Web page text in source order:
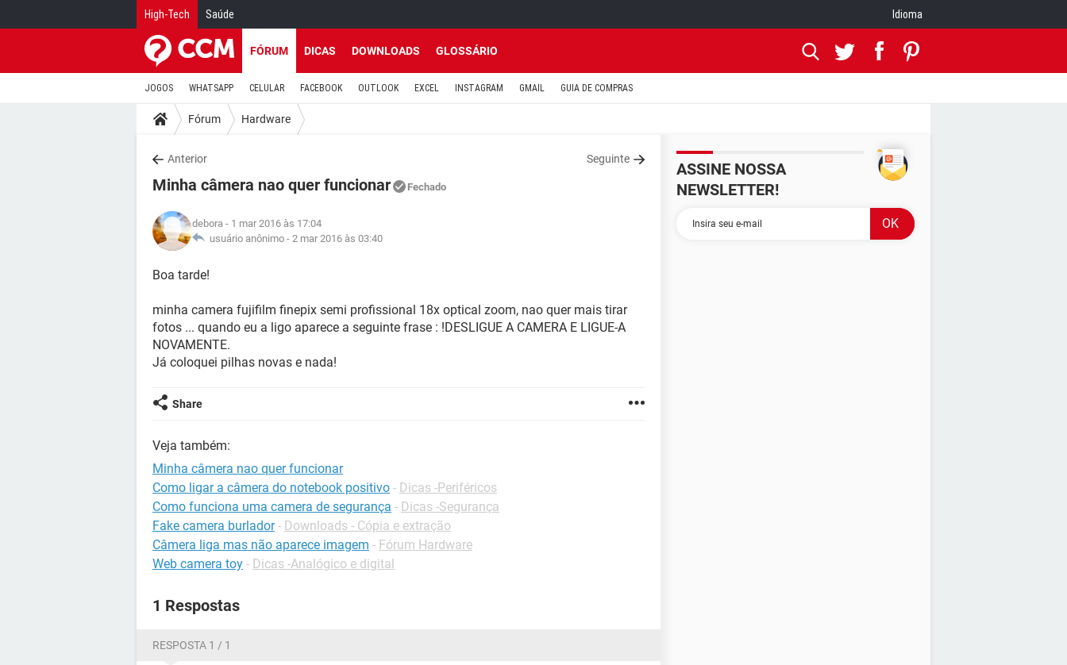
High-Tech Saúde Idioma
FÓRUM DICAS DOWNLOADS GLOSSÁRIO
JOGOS WHATSAPP CELULAR FACEBOOK OUTLOOK EXCEL INSTAGRAM GMAIL GUIA DE COMPRAS
Fórum Hardware
Anterior Seguinte
Minha câmera nao quer funcionar Fechado
debora - 1 mar 2016 às 17:04
usuário anônimo - 2 mar 2016 às 03:40
Boa tarde!
minha camera fujifilm finepix semi profissional 18x optical zoom, nao quer mais tirar
fotos ... quando eu a ligo aparece a seguinte frase : !DESLIGUE A CAMERA E LIGUE-A
NOVAMENTE.
Já coloquei pilhas novas e nada!
Share
Veja também:
Minha câmera nao quer funcionar
Como ligar a câmera do notebook positivo - Dicas -Periféricos
Como funciona uma camera de segurança - Dicas -Segurança
Fake camera burlador - Downloads - Cópia e extração
Câmera liga mas não aparece imagem - Fórum Hardware
Web camera toy - Dicas -Analógico e digital
1 Respostas
RESPOSTA 1 / 1
ASSINE NOSSA
NEWSLETTER!